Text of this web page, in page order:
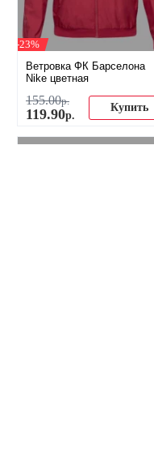
-23%
Ветровка ФК Барселона
Nike цветная
155.00р.
119.90р.
Купить